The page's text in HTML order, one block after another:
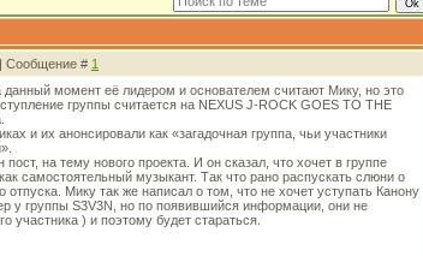
Сообщение # 1
данный момент её лидером и основателем считают Мику, но это
группы считается на NEXUS J-ROCK GOES TO THE
и их анонсировали как «загадочная группа, чьи участники
на тему нового проекта. И он сказал, что хочет в группе
самостоятельный музыкант. Так что рано распускать слюни о
отпуска. Мику так же написал о том, что не хочет уступать Канону
у группы S3V3N, но по появившийся информации, они не
участника ) и поэтому будет стараться.